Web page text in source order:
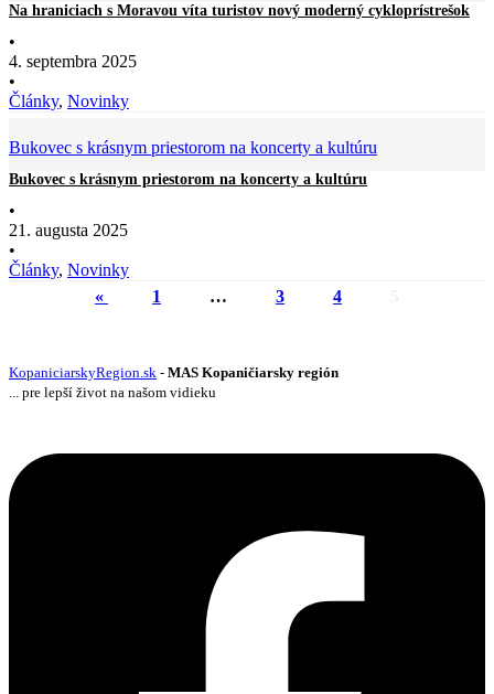
Na hraniciach s Moravou víta turistov nový moderný cykloprístrešok
•
4. septembra 2025
•
Články, Novinky
Bukovec s krásnym priestorom na koncerty a kultúru
Bukovec s krásnym priestorom na koncerty a kultúru
•
21. augusta 2025
•
Články, Novinky
«
1 … 3 4
KopaniciarskyRegion.sk - MAS Kopaničiarsky región
... pre lepší život na našom vidieku